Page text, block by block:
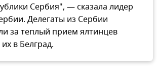
Сербия", — сказала лидер
Делегаты из Сербии
за теплый прием ялтинцев
в Белград.